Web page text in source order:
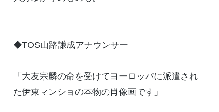
◆TOS山路謙成アナウンサー
「大友宗麟の命を受けてヨーロッパに派遣され
た伊東マンショの本物の肖像画です」